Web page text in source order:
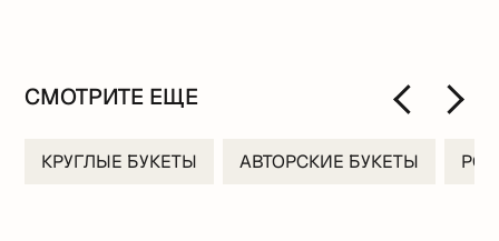
СМОТРИТЕ ЕЩЕ
КРУГЛЫЕ БУКЕТЫ АВТОРСКИЕ БУКЕТЫ